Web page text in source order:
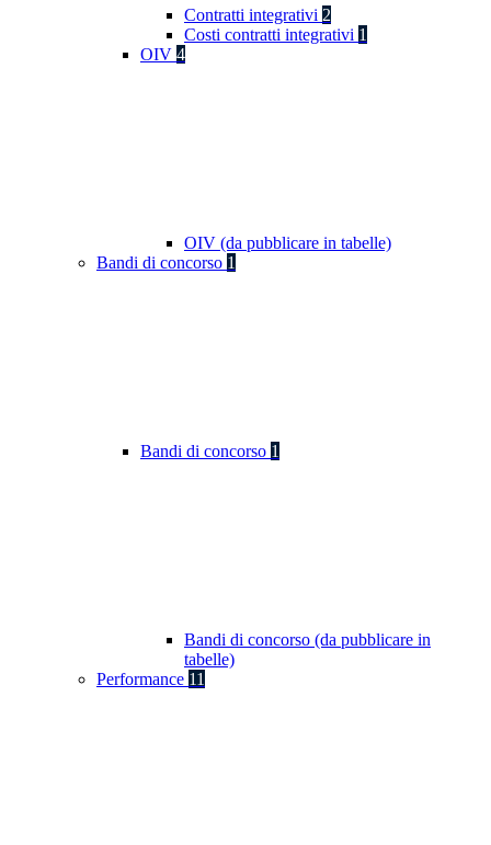
Contratti integrativi 2
Costi contratti integrativi 1
OIV 4
OIV (da pubblicare in tabelle)
Bandi di concorso 1
Bandi di concorso 1
Bandi di concorso (da pubblicare in
tabelle)
Performance 11